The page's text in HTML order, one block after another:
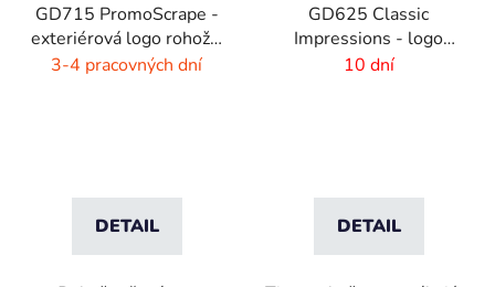
GD715 PromoScrape -
exteriérová logo rohož -
7 mm vlas
3-4 pracovných dní
DETAIL
GD625 Classic
Impressions - logo
rohož s HD potlačou - 6
10 dní
DETAIL